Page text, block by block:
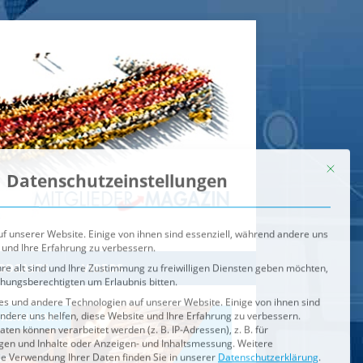
VIDEOS
IM BRENNPUNKT
unserer Website. Einige von ihnen sind essenziell, während andere uns
Ihre Erfahrung zu verbessern.
alt sind und Ihre Zustimmung zu freiwilligen Diensten geben möchten,
um Erlaubnis bitten.
uns helfen, diese Website und Ihre Erfahrung zu verbessern.
können verarbeitet werden (z. B. IP-Adressen), z. B. für
und Inhalte oder Anzeigen- und Inhaltsmessung.Weitere
jederzeit unterEinstellungenwiderrufen oder anpassen.
der Service-Gruppen, für die eine Einwilligung erteilt werden
Externe Medien
Speichern
Alle akzeptieren